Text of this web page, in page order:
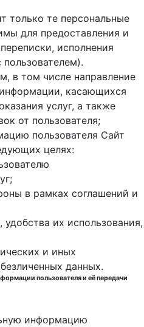
только те персональные
для предоставления и
исполнения
в том числе направление
касающихся
услуг, а также
от пользователя;
пользователя Сайт
целях:
в рамках соглашений и
их использования,
и иных
данных.
пользователя и её передачи
информацию